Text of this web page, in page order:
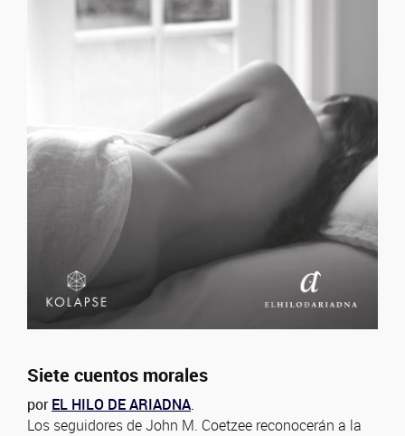
Siete cuentos morales
porEL HILO DE ARIADNA.
Los seguidores de John M. Coetzee reconocerán a la